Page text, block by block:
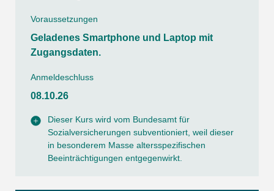
Voraussetzungen
Geladenes Smartphone und Laptop mit
Zugangsdaten.
Anmeldeschluss
08.10.26
Dieser Kurs wird vom Bundesamt für
Sozialversicherungen subventioniert, weil dieser
in besonderem Masse altersspezifischen
Beeinträchtigungen entgegenwirkt.